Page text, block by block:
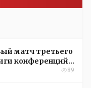
матч третьего
конференций
89